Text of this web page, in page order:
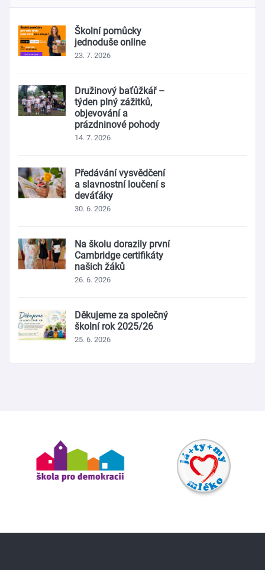
Školní pomůcky
jednoduše online
23. 7. 2026
Družinový baťůžkář –
týden plný zážitků,
objevování a
prázdninové pohody
14. 7. 2026
Předávání vysvědčení
a slavnostní loučení s
deváťáky
30. 6. 2026
Na školu dorazily první
Cambridge certifikáty
našich žáků
26. 6. 2026
Děkujeme za společný
školní rok 2025/26
25. 6. 2026